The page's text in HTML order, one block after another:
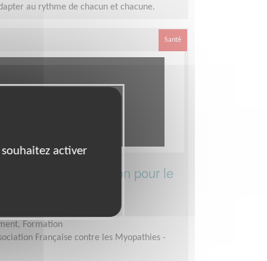
au rythme de chacun et chacune.
Santé
Pôle Formation pour le
Formation
Française contre les Myopathies -
activer